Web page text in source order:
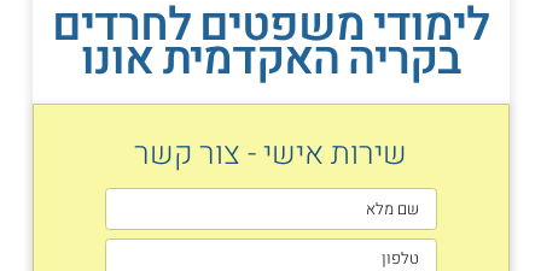
לימודי משפטים לחרדים
בקריה האקדמית אונו
שירות אישי - צור קשר